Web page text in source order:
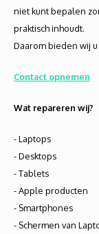
niet kunt bepalen
praktisch inhoudt.
Daarom bieden wij
Contact opnemen
Wat repareren wij?
- Laptops
- Desktops
- Tablets
- Apple producten
- Smartphones
- Schermen van